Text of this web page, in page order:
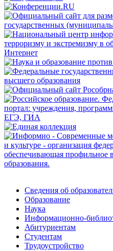
Сведения об
Образование
Наука
Информационно-
Абитуриентам
Студентам
Трудоустройство